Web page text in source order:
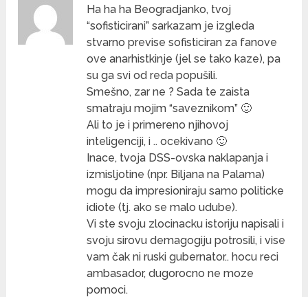
Ha ha ha Beogradjanko, tvoj
“sofisticirani” sarkazam je izgleda
stvarno previse sofisticiran za fanove
ove anarhistkinje (jel se tako kaze), pa
su ga svi od reda popušili.
Smešno, zar ne ? Sada te zaista
smatraju mojim “saveznikom” 🙂
Ali to je i primereno njihovoj
inteligenciji, i .. ocekivano 🙂
Inace, tvoja DSS-ovska naklapanja i
izmisljotine (npr. Biljana na Palama)
mogu da impresioniraju samo politicke
idiote (tj. ako se malo udube).
Vi ste svoju zlocinacku istoriju napisali i
svoju sirovu demagogiju potrosili, i vise
vam čak ni ruski gubernator.. hocu reci
ambasador, dugorocno ne moze
pomoci.